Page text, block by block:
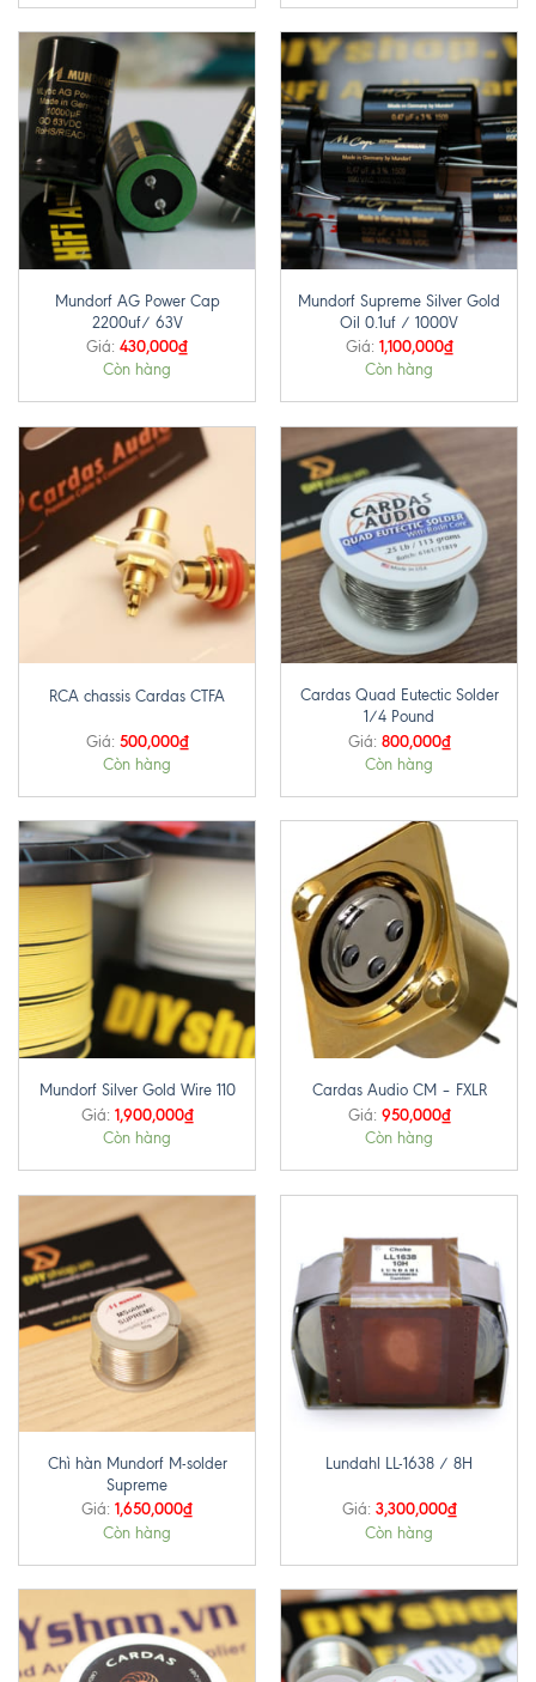
Mundorf AG Power Cap
2200uf/ 63V
Giá: 430,000₫
Còn hàng
Mundorf Supreme Silver Gold
Oil 0.1uf / 1000V
Giá: 1,100,000₫
Còn hàng
RCA chassis Cardas CTFA
Giá: 500,000₫
Còn hàng
Cardas Quad Eutectic Solder
1/4 Pound
Giá: 800,000₫
Còn hàng
Mundorf Silver Gold Wire 110
Giá: 1,900,000₫
Còn hàng
Cardas Audio CM – FXLR
Giá: 950,000₫
Còn hàng
Chì hàn Mundorf M-solder
Supreme
Giá: 1,650,000₫
Còn hàng
Lundahl LL-1638 / 8H
Giá: 3,300,000₫
Còn hàng